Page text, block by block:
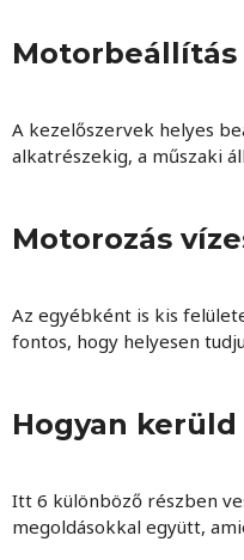
Motorbeállítás
A kezelőszervek helyes
alkatrészekig, a műszaki
Motorozás
Az egyébként is kis
fontos, hogy helyesen
Hogyan
Itt 6 különböző részben
megoldásokkal együtt,